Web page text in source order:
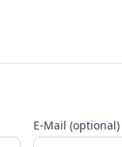
E-Mail (optional)